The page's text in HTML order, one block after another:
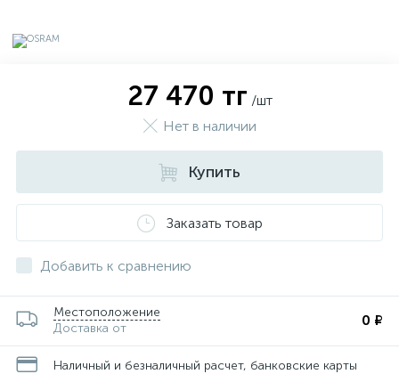
27 470 тг /шт
Нет в наличии
Купить
Заказать товар
Добавить к сравнению
Местоположение
Доставка от
0 ₽
Наличный и безналичный расчет, банковские карты